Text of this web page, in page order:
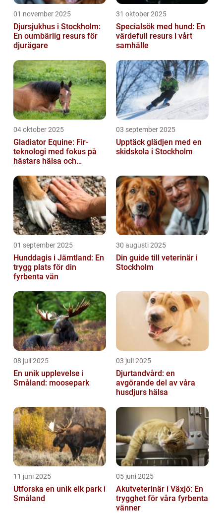
01 november 2025
Djursjukhus i Stockholm:
En oumbärlig resurs för
djurägare
31 oktober 2025
Specialsök med hund: En
värdefull resurs i vårt
samhälle
04 oktober 2025
Gladiator Equine: Fir-
teknologi med fokus på
hästars hälsa och
03 september 2025
Upptäck glädjen med en
skidskola i Stockholm
01 september 2025
Hunddagis i Jämtland: En
trygg plats för din
fyrbenta vän
30 augusti 2025
Din guide till veterinär i
Stockholm
08 juli 2025
En unik upplevelse i
Småland: moosepark
03 juli 2025
Djurtandvård: en
avgörande del av våra
husdjurs hälsa
11 juni 2025
Utforska en unik elk park i
Småland
05 juni 2025
Akutveterinär i Växjö: En
trygghet för våra fyrbenta
vänner